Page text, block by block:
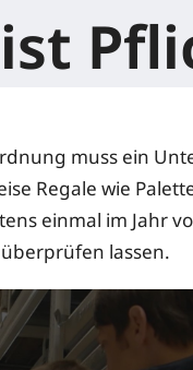
muss ein
Regale wie
einmal im Jahr
lassen.